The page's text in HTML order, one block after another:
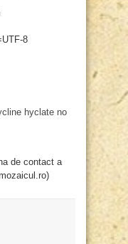
8
hyclate no
de contact a